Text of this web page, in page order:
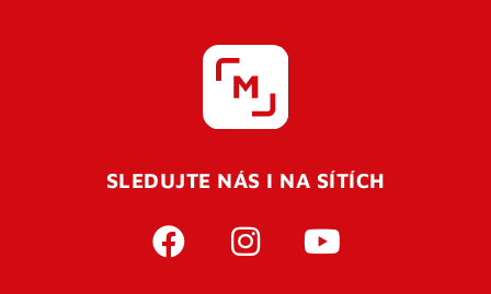
Pro úspěšné dokončení registrace je potřeba
vaší e-mailovouadresu. Po úspěšném odeslání
SLEDUJTE NÁS I NA SÍTÍCH